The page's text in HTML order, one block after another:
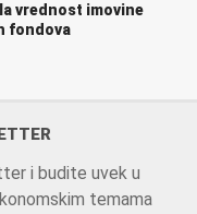
vrednost imovine
fondova
i budite uvek u
temama